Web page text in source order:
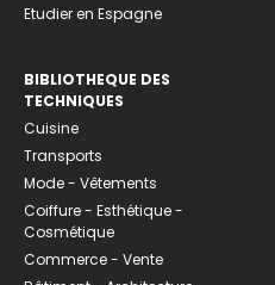
Etudier en Espagne
BIBLIOTHEQUE DES
TECHNIQUES
Cuisine
Transports
Mode - Vêtements
Coiffure - Esthétique -
Cosmétique
Commerce - Vente